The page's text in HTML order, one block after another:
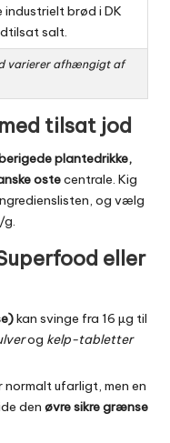
industrielt brød i DK
salt.
varierer afhængigt af
tilsat jod
plantedrikke,
ostecentrale. Kig
og vælg
g.
eller
kan svinge fra 16 µg til
og kelp-tabletter
normalt ufarligt, men en
den øvre sikre grænse